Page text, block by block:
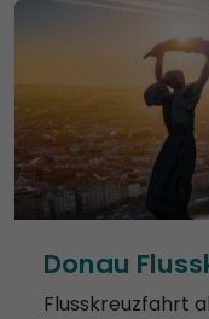
Donau
Flusskreuzfahrt